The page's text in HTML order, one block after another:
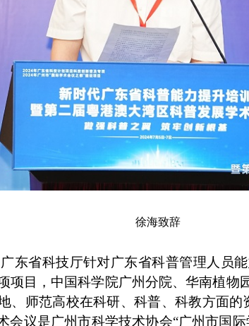
徐海致辞
科技厅针对广东省科普管理人员能
项目，中国科学院广州分院、华南植
、师范高校在科研、科普、科教方面
会议是广州市科学技术协会“广州市国